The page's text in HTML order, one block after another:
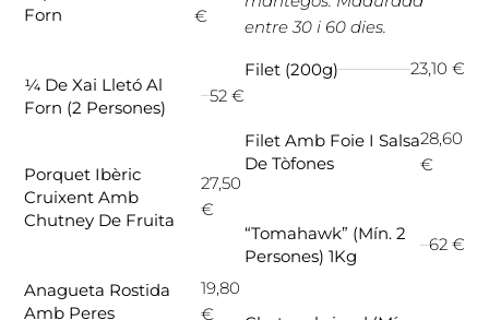
Forn
€
¼ De Xai Lletó Al
Forn (2 Persones)
52 €
Porquet Ibèric
Cruixent Amb
Chutney De Fruita
27,50
€
Anagueta Rostida
Amb Peres
19,80
€
entre 30 i 60 dies.
Filet (200g) 23,10 €
Filet Amb Foie I Salsa
De Tòfones
28,60
€
“Tomahawk” (mín. 2
Persones) 1Kg
62 €